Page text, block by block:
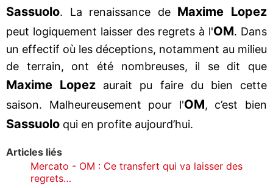
Sassuolo. La renaissance de Maxime Lopez
peut logiquement laisser des regrets à l'OM. Dans
un effectif où les déceptions, notamment au milieu
de terrain, ont été nombreuses, il se dit que
Maxime Lopez aurait pu faire du bien cette
saison. Malheureusement pour l'OM, c’est bien
Sassuolo qui en profite aujourd’hui.
Articles liés
Mercato - OM : Ce transfert qui va laisser des
regrets…